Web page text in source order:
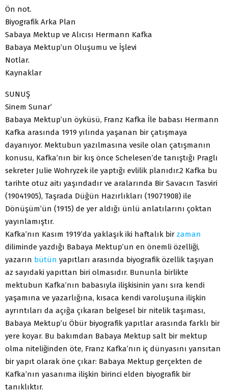
Ön not.
Biyografik Arka Plan
Sabaya Mektup ve Alıcısı Hermann Kafka
Babaya Mektup’un Oluşumu ve İşlevi
Notlar.
Kaynaklar
SUNUŞ
Sinem Sunar’
Babaya Mektup’un öyküsü, Franz Kafka İle babası Hermann
Kafka arasında 1919 yılında yaşanan bir çatışmaya
dayanıyor. Mektubun yazılmasına vesile olan çatışmanın
konusu, Kafka’nın bir kış önce Schelesen’de tanıştığı Praglı
sekreter Julie Wohryzek ile yaptığı evlilik planıdır.2 Kafka bu
tarihte otuz aitı yaşındadır ve aralarında Bir Savacın Tasviri
(19041905), Taşrada Düğün Hazırlıkları (19071908) ile
Dönüşüm’ün (1915) de yer aldığı ünlü anlatılarını çoktan
yayınlamıştır.
Kafka’nın Kasım 1919’da yaklaşık iki haftalık bir zaman
diliminde yazdığı Babaya Mektup’un en önemli özelliği,
yazarın bütün yapıtları arasında biyografik özellik taşıyan
az sayıdaki yapıttan biri olmasıdır. Bununla birlikte
mektubun Kafka’nın babasıyla ilişkisinin yanı sıra kendi
yaşamına ve yazarlığına, kısaca kendi varoluşuna ilişkin
ayrıntıları da açığa çıkaran belgesel bir nitelik taşıması,
Babaya Mektup’u Öbür biyografik yapıtlar arasında farklı bir
yere koyar. Bu bakımdan Babaya Mektup salt bir mektup
olma niteliğinden öte, Franz Kafka’nın iç dünyasını yansıtan
bir yapıt olarak öne çıkar: Babaya Mektup gerçekten de
Kafka’nın yasanıma ilişkin birinci elden biyografik bir
tanıklıktır.